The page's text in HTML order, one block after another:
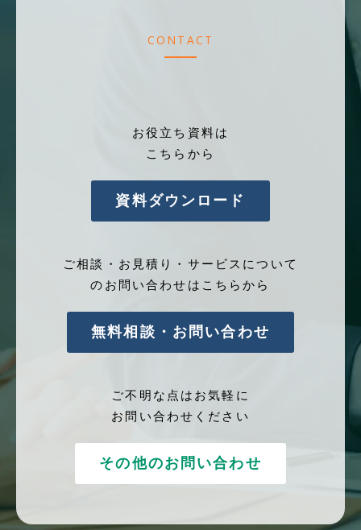
CONTACT
お役立ち資料は
こちらから
資料ダウンロード
ご相談・お見積り・サービスについて
のお問い合わせはこちらから
無料相談・お問い合わせ
ご不明な点はお気軽に
お問い合わせください
その他のお問い合わせ